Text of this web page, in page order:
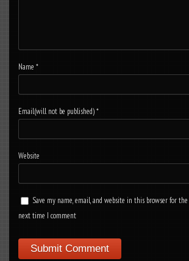
Name*
Email(will not be published)*
Website
Save my name, email, and website in this browser for the
next time I comment